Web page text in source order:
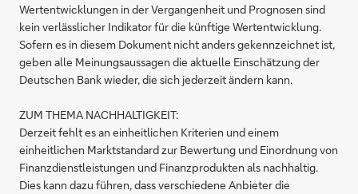
Wertentwicklungen in der Vergangenheit und Prognosen sind
kein verlässlicher Indikator für die künftige Wertentwicklung.
Sofern es in diesem Dokument nicht anders gekennzeichnet ist,
geben alle Meinungsaussagen die aktuelle Einschätzung der
Deutschen Bank wieder, die sich jederzeit ändern kann.
ZUM THEMA NACHHALTIGKEIT:
Derzeit fehlt es an einheitlichen Kriterien und einem
einheitlichen Marktstandard zur Bewertung und Einordnung von
Finanzdienstleistungen und Finanzprodukten als nachhaltig.
Dies kann dazu führen, dass verschiedene Anbieter die